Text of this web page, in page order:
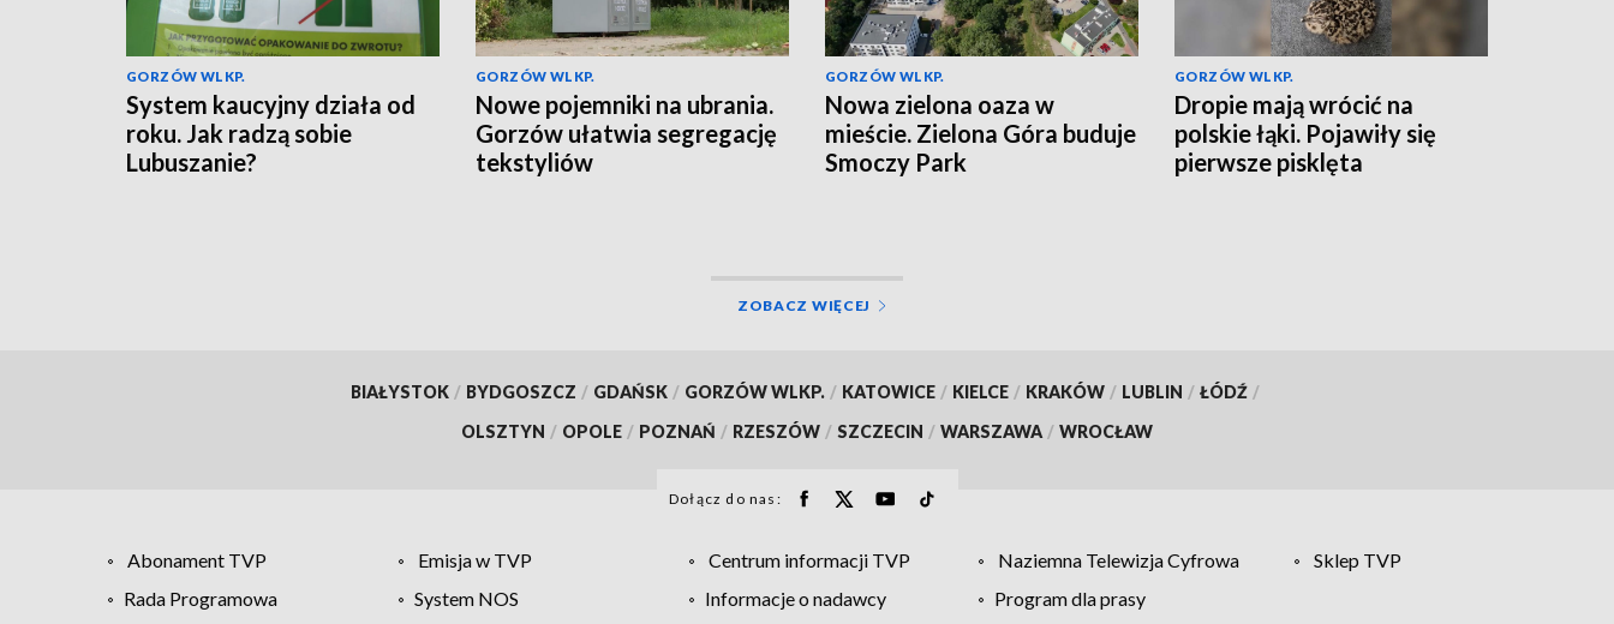
GORZÓW WLKP.
System kaucyjny działa od
roku. Jak radzą sobie
Lubuszanie?
GORZÓW WLKP.
Nowe pojemniki na ubrania.
Gorzów ułatwia segregację
tekstyliów
GORZÓW WLKP.
Nowa zielona oaza w
mieście. Zielona Góra buduje
Smoczy Park
GORZÓW WLKP.
Dropie mają wrócić na
polskie łąki. Pojawiły się
pierwsze pisklęta
ZOBACZ WIĘCEJ
BIAŁYSTOK / BYDGOSZCZ / GDAŃSK / GORZÓW WLKP. / KATOWICE / KIELCE / KRAKÓW / LUBLIN / ŁÓDŹ /
OLSZTYN / OPOLE / POZNAŃ / RZESZÓW / SZCZECIN / WARSZAWA / WROCŁAW
Dołącz do nas:
Abonament TVP Emisja w TVP Centrum informacji TVP Naziemna Telewizja Cyfrowa
Sklep TVP
Rada Programowa
System NOS Informacje o nadawcy Program dla prasy